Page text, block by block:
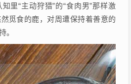
里“主动狩猎”的“食肉男”那样激
觅食的鹿，对周遭保持着善意的
。